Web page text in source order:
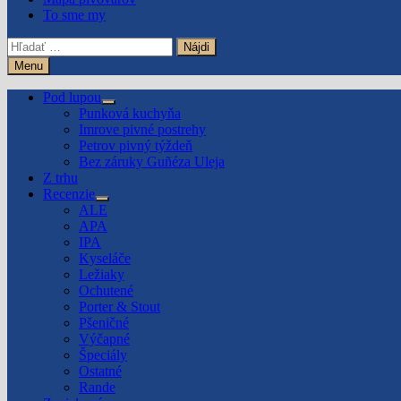
To sme my
Hľadať:
Menu
Pod lupou
Show
sub
menu
Punková kuchyňa
Imrove pivné postrehy
Petrov pivný týždeň
Bez záruky Guñéza Uleja
Z trhu
Recenzie
Show
sub
menu
ALE
APA
IPA
Kyseláče
Ležiaky
Ochutené
Porter & Stout
Pšeničné
Výčapné
Špeciály
Ostatné
Rande